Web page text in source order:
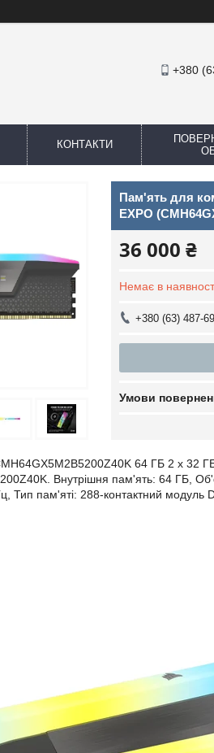
+380
КОНТАКТИ
Пам'ять для
EXPO
36 000 ₴
Немає в
+380 (63) 487-
64 ГБ 2 x 32
Внутрішня пам'ять: 64 ГБ,
Тип пам'яті: 288-контактний модуль